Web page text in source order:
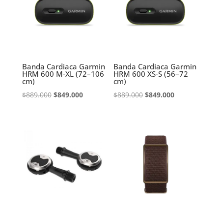
Banda Cardiaca Garmin
HRM 600 M-XL (72–106
cm)
$889.000 El
$889.000.
$849.000El
Banda Cardiaca Garmin
HRM 600 XS-S (56–72
cm)
$889.000 El
$889.000.
$849.000El